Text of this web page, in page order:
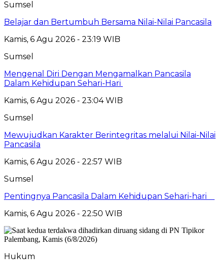
Sumsel
Belajar dan Bertumbuh Bersama Nilai-Nilai Pancasila
Kamis, 6 Agu 2026 - 23:19 WIB
Sumsel
Mengenal Diri Dengan Mengamalkan Pancasila
Dalam Kehidupan Sehari-Hari
Kamis, 6 Agu 2026 - 23:04 WIB
Sumsel
Mewujudkan Karakter Berintegritas melalui Nilai-Nilai
Pancasila
Kamis, 6 Agu 2026 - 22:57 WIB
Sumsel
Pentingnya Pancasila Dalam Kehidupan Sehari-hari
Kamis, 6 Agu 2026 - 22:50 WIB
Hukum